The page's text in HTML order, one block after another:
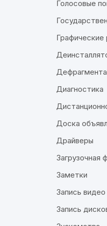
Голосовые
Диагностика
Доска
Драйверы
Загрузочная
Заметки
Запись видео
Запись